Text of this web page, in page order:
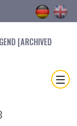
[ARCHIVED